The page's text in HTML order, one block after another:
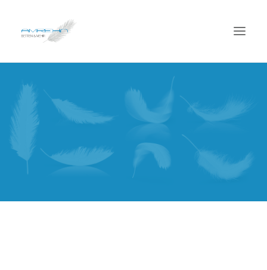
Willkommen
Unser Angebot
Unsere Leistungen
Über uns
Kontakt
Impressum